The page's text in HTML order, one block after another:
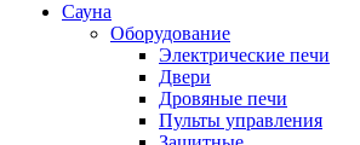
Сауна
Оборудование
Электрические печи
Двери
Дровяные печи
Пульты управления